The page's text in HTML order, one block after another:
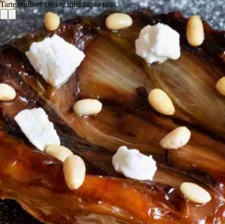
Tarte endives chèvre miel façon tatin